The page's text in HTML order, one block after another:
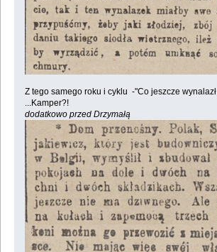
Z tego samego roku i cyklu -"Co jeszcze
...Kamper?!
dodatkowo przed Drzymałą